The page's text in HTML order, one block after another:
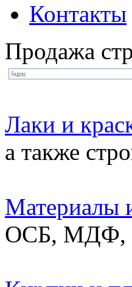
Контакты
Продажа
Лаки и
а также
Материалы
ОСБ, МДФ,